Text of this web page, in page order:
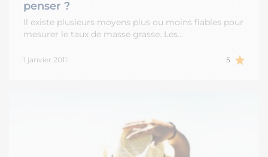
penser ?
Il existe plusieurs moyens plus ou moins fiables pour
mesurer le taux de masse grasse. Les…
1 janvier 2011 5